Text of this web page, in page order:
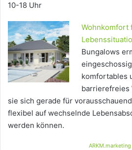
10-18 Uhr
Wohnkomfort
Bungalows
komfortables
barrierefreies
sie sich gerade für
flexibel auf wechselnde
werden können.
ARKM.marketing